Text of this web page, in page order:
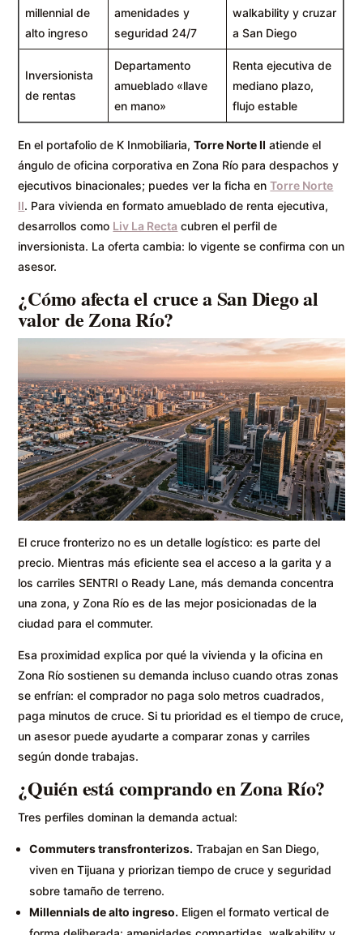
millennial de
alto ingreso
amenidades y
seguridad 24/7
walkability y cruzar
a San Diego
Inversionista
de rentas
Departamento
amueblado «llave
en mano»
Renta ejecutiva de
mediano plazo,
flujo estable
En el portafolio de K Inmobiliaria,Torre Norte II atiende el
ángulo de oficina corporativa en Zona Río para despachos y
ejecutivos binacionales; puedes ver la ficha enTorre Norte
II. Para vivienda en formato amueblado de renta ejecutiva,
desarrollos como Liv La Recta cubren el perfil de
inversionista. La oferta cambia: lo vigente se confirma con un
asesor.
¿Cómo afecta el cruce a San Diego al
valor de Zona Río?
El cruce fronterizo no es un detalle logístico: es parte del
precio. Mientras más eficiente sea el acceso a la garita y a
los carriles SENTRI o Ready Lane, más demanda concentra
una zona, y Zona Río es de las mejor posicionadas de la
ciudad para el commuter.
Esa proximidad explica por qué la vivienda y la oficina en
Zona Río sostienen su demanda incluso cuando otras zonas
se enfrían: el comprador no paga solo metros cuadrados,
paga minutos de cruce. Si tu prioridad es el tiempo de cruce,
un asesor puede ayudarte a comparar zonas y carriles
según donde trabajas.
¿Quién está comprando en Zona Río?
Tres perfiles dominan la demanda actual:
Commuters transfronterizos. Trabajan en San Diego,
viven en Tijuana y priorizan tiempo de cruce y seguridad
sobre tamaño de terreno.
Millennials de alto ingreso. Eligen el formato vertical de